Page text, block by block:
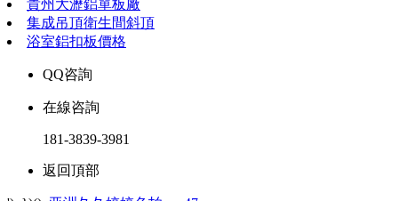
貴州大瀝鋁單板廠
集成吊頂衛生間斜頂
浴室鋁扣板價格
QQ咨詢
在線咨詢
181-3839-3981
返回頂部